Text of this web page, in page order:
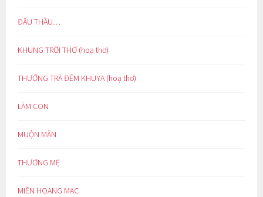
ĐẤU THẦU…
KHUNG TRỜI THƠ (hoạ thơ)
THƯỞNG TRÀ ĐÊM KHUYA (hoạ thơ)
LÀM CON
MUỘN MẰN
THƯƠNG MẸ
MIỀN HOANG MẠC